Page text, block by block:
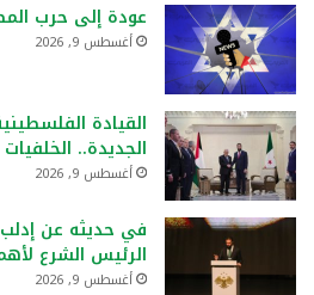
عودة إلى حرب
أغسطس 9, 2026
القيادة
الجديدة..
أغسطس 9, 2026
في حديثه عن
الرئيس الشرع
أغسطس 9, 2026